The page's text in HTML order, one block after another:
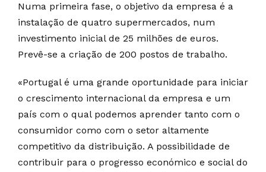
Numa primeira fase, o objetivo da empresa é a
instalação de quatro supermercados, num
investimento inicial de 25 milhões de euros.
Prevê-se a criação de 200 postos de trabalho.
«Portugal é uma grande oportunidade para iniciar
o crescimento internacional da empresa e um
país com o qual podemos aprender tanto com o
consumidor como com o setor altamente
competitivo da distribuição. A possibilidade de
contribuir para o progresso económico e social do